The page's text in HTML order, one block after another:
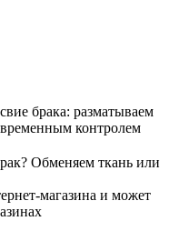
брака: разматываем
контролем
Обменяем ткань или
магазина и может